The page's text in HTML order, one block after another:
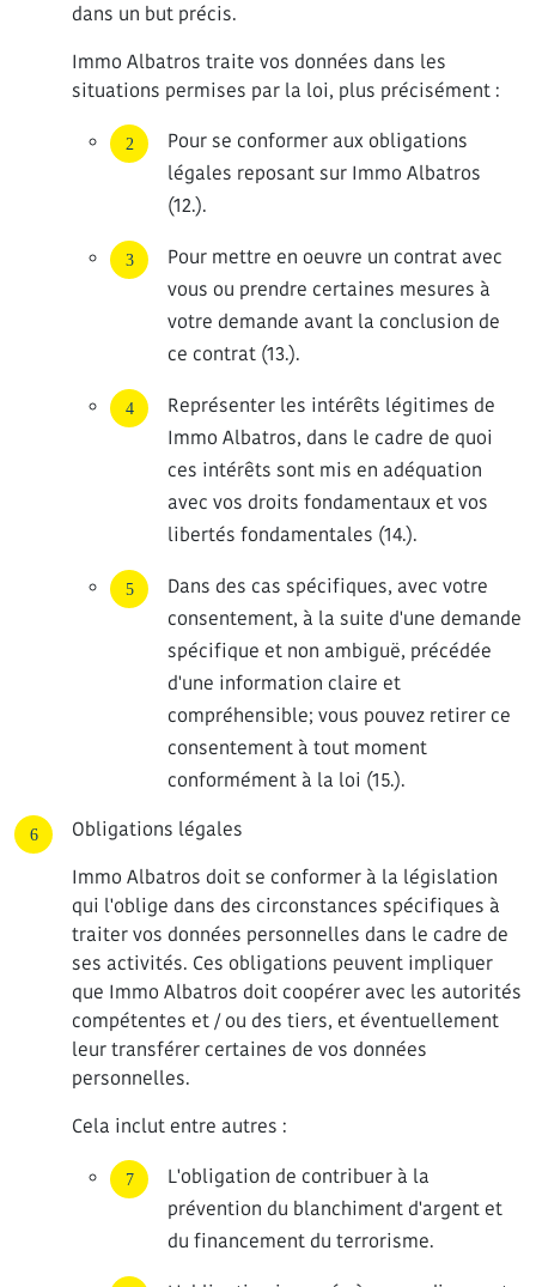
dans un but précis.
Immo Albatros traite vos données dans les
situations permises par la loi, plus précisément :
Pour se conformer aux obligations
légales reposant sur Immo Albatros
(12.).
Pour mettre en oeuvre un contrat avec
vous ou prendre certaines mesures à
votre demande avant la conclusion de
ce contrat (13.).
Représenter les intérêts légitimes de
Immo Albatros, dans le cadre de quoi
ces intérêts sont mis en adéquation
avec vos droits fondamentaux et vos
libertés fondamentales (14.).
Dans des cas spécifiques, avec votre
consentement, à la suite d'une demande
spécifique et non ambiguë, précédée
d'une information claire et
compréhensible; vous pouvez retirer ce
consentement à tout moment
conformément à la loi (15.).
Obligations légales
Immo Albatros doit se conformer à la législation
qui l'oblige dans des circonstances spécifiques à
traiter vos données personnelles dans le cadre de
ses activités. Ces obligations peuvent impliquer
que Immo Albatros doit coopérer avec les autorités
compétentes et / ou des tiers, et éventuellement
leur transférer certaines de vos données
personnelles.
Cela inclut entre autres :
L'obligation de contribuer à la
prévention du blanchiment d'argent et
du financement du terrorisme.